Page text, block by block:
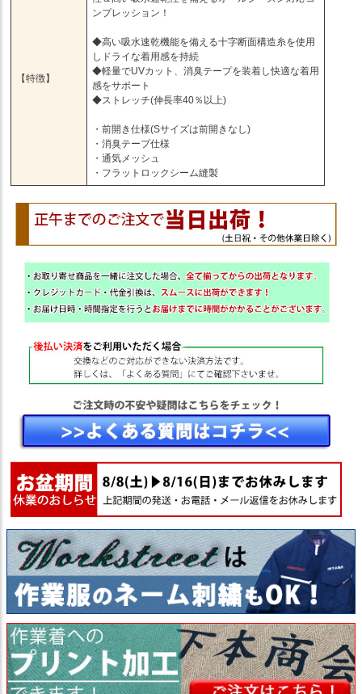
【特徴】
ンプレッション！
◆高い吸水速乾機能を備える十字断面構造糸を使用
しドライな着用感を持続
◆軽量でUVカット、消臭テープを装着し快適な着用
感をサポート
◆ストレッチ(伸長率40％以上)
・前開き仕様(Sサイズは前開きなし)
・消臭テープ仕様
・通気メッシュ
・フラットロックシーム縫製